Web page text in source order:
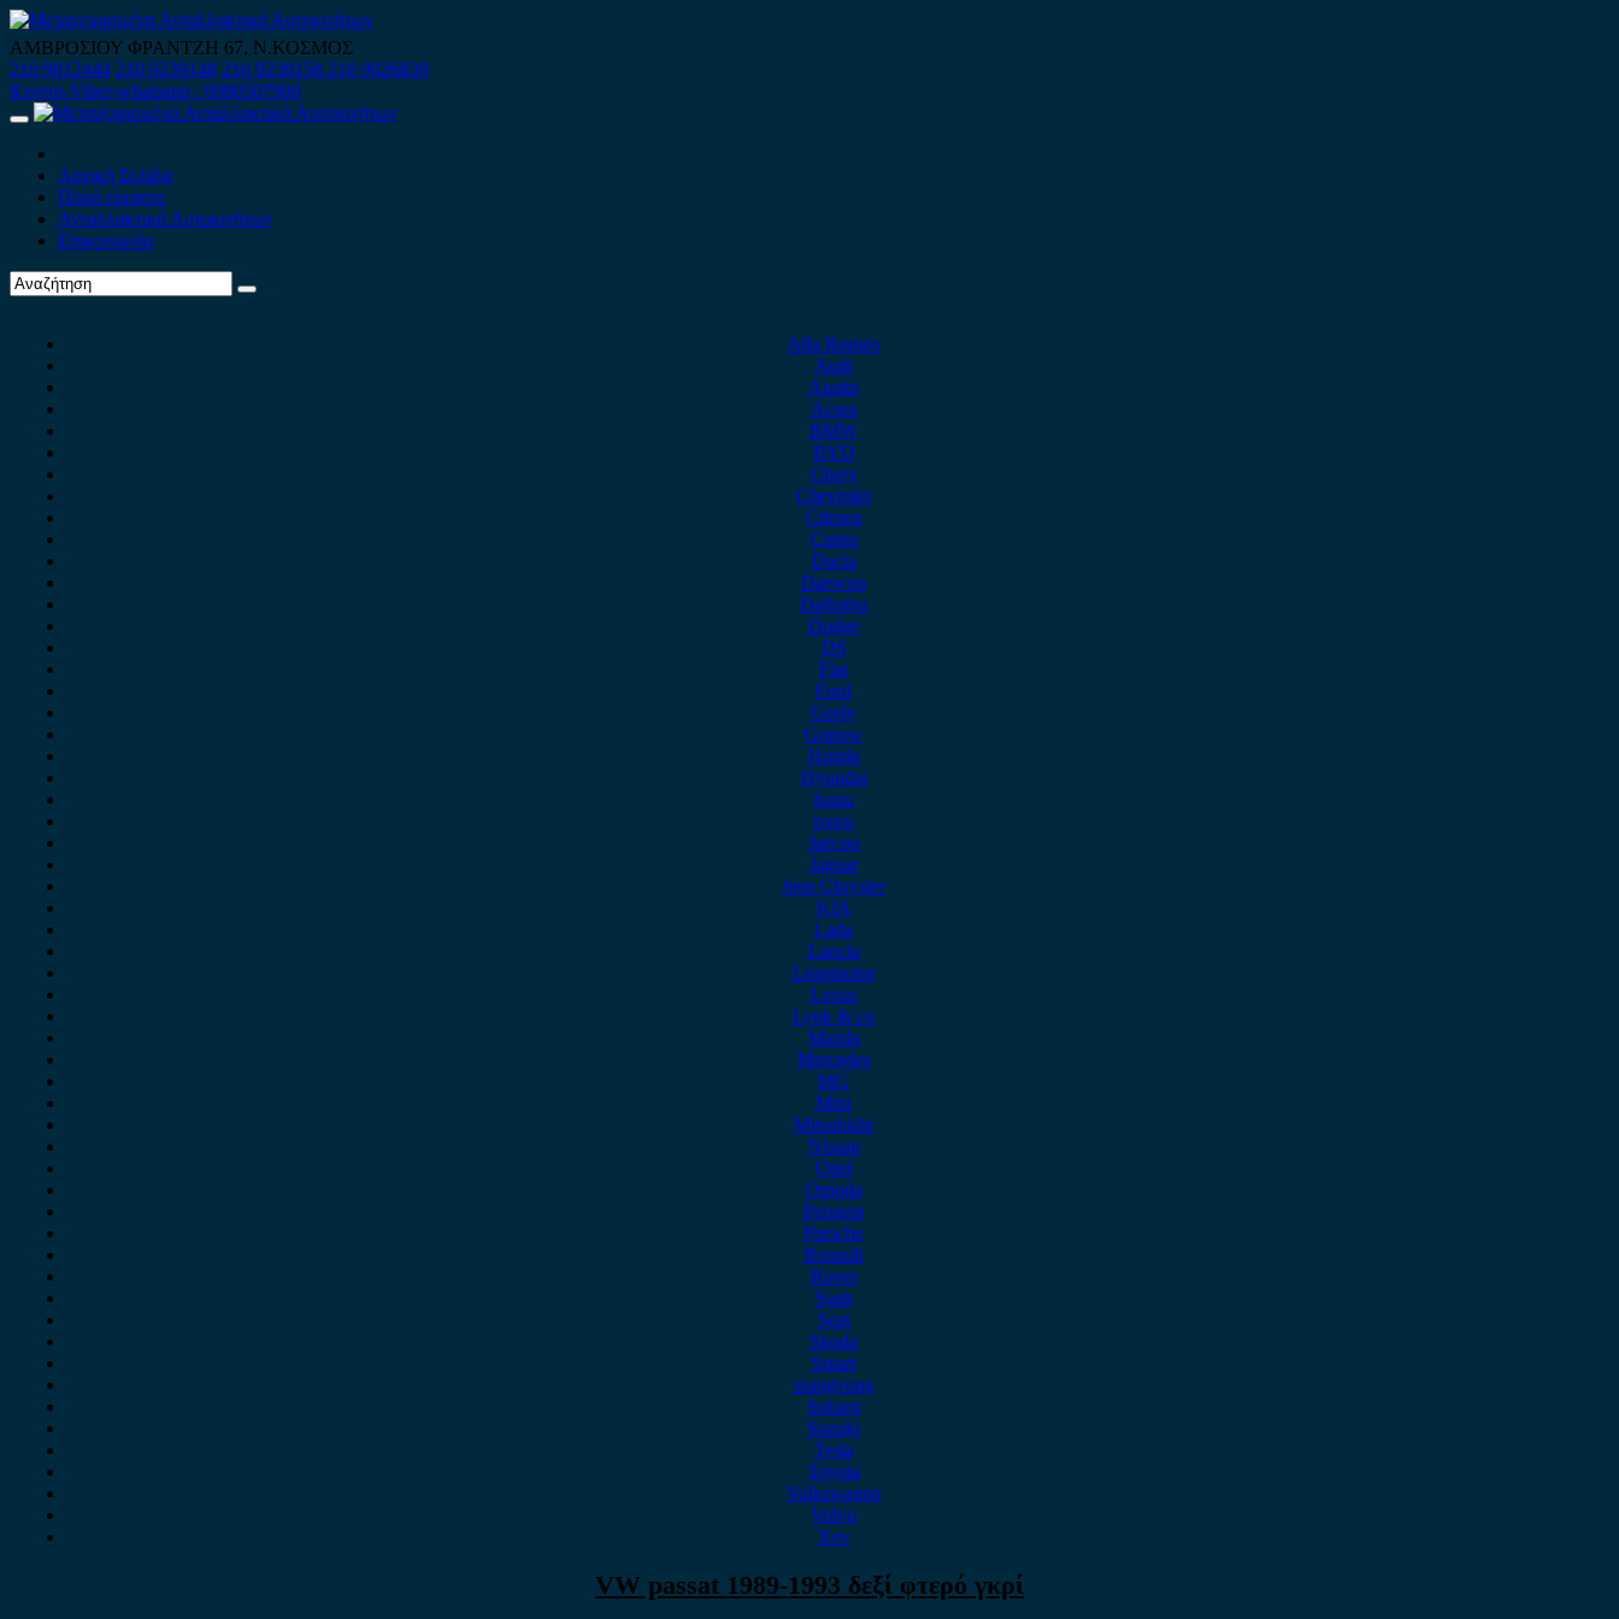
Skip
to
content
ΑΜΒΡΟΣΙΟΥ ΦΡΑΝΤΖΗ 67, Ν.ΚΟΣΜΟΣ
210 9012444 210 9239148 210 9238158 210 9026839
Κινητό-Viber-whatsapp : 6980507900
Primary
Αρχική Σελίδα
Ποιοί είμαστε
Ανταλλακτικά Αυτοκινήτων
Επικοινωνία
Alfa Romeo
Audi
Austin
Acura
BMW
BYD
Chery
Chevrolet
Citroen
Cupra
Dacia
Daewoo
Daihatsu
Dodge
DS
Fiat
Ford
Geely
Gonow
Honda
Hyundai
Isuzu
iveco
Jaecoo
Jaguar
Jeep Chrysler
KIA
Lada
Lancia
Leapmotor
Lexus
Lynk & co
Mazda
Mercedes
MG
Mini
Mitsubishi
Nissan
Opel
Omoda
Peugeot
Porsche
Renault
Rover
Saab
Seat
Skoda
Smart
ssangyong
Subaru
Suzuki
Tesla
Toyota
Volkswagen
Volvo
Xev
VW passat 1989-1993 δεξί φτερό γκρί